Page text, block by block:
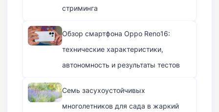
стриминга
Обзор смартфона Oppo Reno16:
технические характеристики,
автономность и результаты тестов
Семь засухоустойчивых
многолетников для сада в жаркий